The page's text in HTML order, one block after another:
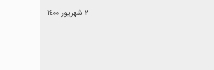
٢ شهریور ١٤٠٠